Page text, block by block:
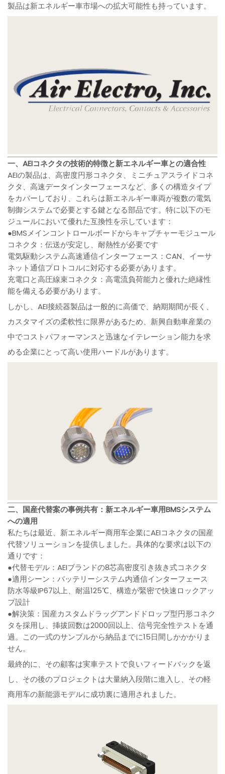
製品は新エネルギー車市場への拡大可能性も持っています。
一、AEIコネクタの技術的特徴と新エネルギー車との適合性
AEIの製品は、高密度円形コネクタ、ミニチュアスライドコネ
クタ、高速データインターフェースなど、多くの構造タイプ
をカバーしており、これらは新エネルギー車両が複数の電気
制御システムで必要とする鍵となる部品です。特に以下のモ
ジュールにおいて優れた互換性を示しています：
●BMSメインコントロールボードからキャプチャーモジュール
コネクタ：伝送が安定し、耐熱性が必要です
電気駆動システム高速通信インターフェース：CAN、イーサ
ネット通信プロトコルに対応する必要があります。
充電口と高圧線束コネクタ：高電流負荷能力と優れた絶縁性
能を備える必要があります。
しかし、AEI接続器製品は一般的に高価で、納期期間が長く、
カスタマイズの柔軟性に限界があるため、新興自動車産業の
中でコストパフォーマンスと迅速なイテレーション能力を求
める企業にとって高い使用ハードルがあります。
二、国産代替案の事例共有：新エネルギー車用BMSシステム
への適用
私たちは最近、新エネルギー商用车企業にAEIコネクタの国産
代替ソリューションを提供しました。具体的な要求は以下の
通りです：
●代替モデル：AEIブランドの8芯高密度引き抜き式コネクタ
●適用シーン：バッテリーシステム内通信インターフェース
防水等級IP67以上、耐温125℃、構造が緊密で快速ロックアッ
プ設計
●解決策：国産カスタムドラッグアンドドロップ型円形コネク
タを採用し、挿拔回数は2000回以上、信号完全性テストを通
過。この一式のサンプルから納品までに15日間しかかかりま
せん。
最終的に、その顧客は実車テストで良いフィードバックを返
し、その後のプロジェクトは大量納入段階に進入し、その軽
商用车の新能源モデルに成功裏に適用されました。